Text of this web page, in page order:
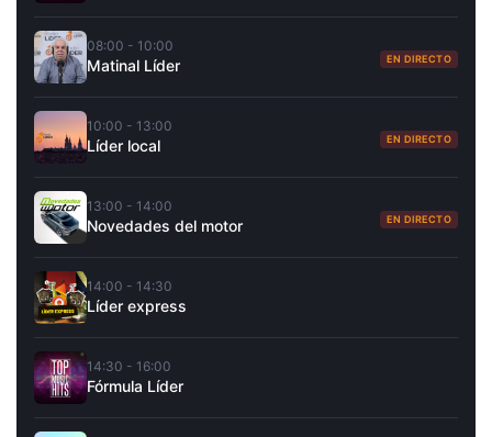
08:00 - 10:00
Matinal Líder EN DIRECTO
10:00 - 13:00
Líder local EN DIRECTO
13:00 - 14:00
Novedades del motor EN DIRECTO
14:00 - 14:30
Líder express
14:30 - 16:00
Fórmula Líder